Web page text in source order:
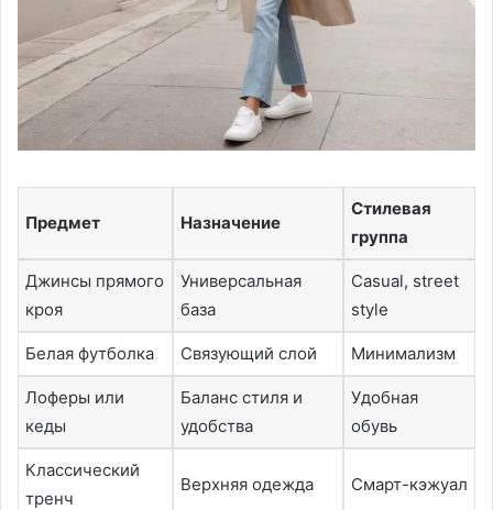
Предмет Назначение
Стилевая
группа
Джинсы прямого
кроя
Универсальная
база
Casual, street
style
Белая футболка Связующий слой Минимализм
Лоферы или
кеды
Баланс стиля и
удобства
Удобная
обувь
Классический
тренч
Верхняя одежда Смарт-кэжуал